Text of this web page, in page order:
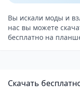
процесс.
Управление на
отзывчивостью.
обеспечивают
Little Big Snake —
Вы искали моды и
нас вы можете
бесплатно на
Скачать